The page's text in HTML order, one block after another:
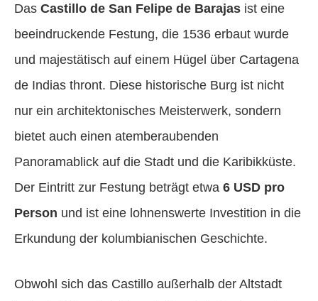
Das Castillo de San Felipe de Barajas ist eine
beeindruckende Festung, die 1536 erbaut wurde
und majestätisch auf einem Hügel über Cartagena
de Indias thront. Diese historische Burg ist nicht
nur ein architektonisches Meisterwerk, sondern
bietet auch einen atemberaubenden
Panoramablick auf die Stadt und die Karibikküste.
Der Eintritt zur Festung beträgt etwa 6 USD pro
Person und ist eine lohnenswerte Investition in die
Erkundung der kolumbianischen Geschichte.
Obwohl sich das Castillo außerhalb der Altstadt